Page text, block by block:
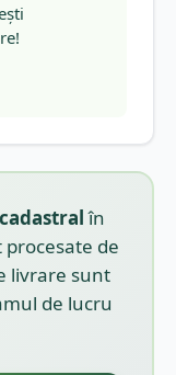
în
de
livrare sunt
de lucru